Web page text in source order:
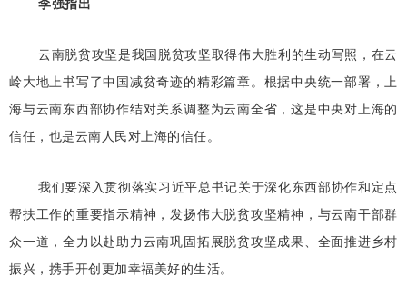
云南脱贫攻坚是我国脱贫攻坚取得伟大胜利的生动写照，在云
岭大地上书写了中国减贫奇迹的精彩篇章。根据中央统一部署，上
海与云南东西部协作结对关系调整为云南全省，这是中央对上海的
信任，也是云南人民对上海的信任。
我们要深入贯彻落实习近平总书记关于深化东西部协作和定点
帮扶工作的重要指示精神，发扬伟大脱贫攻坚精神，与云南干部群
众一道，全力以赴助力云南巩固拓展脱贫攻坚成果、全面推进乡村
振兴，携手开创更加幸福美好的生活。